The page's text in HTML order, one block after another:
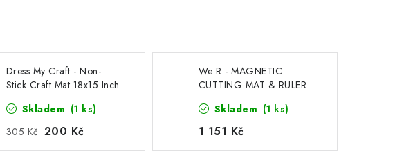
Dress My Craft - Non-
Stick Craft Mat 18x15 Inch
podložka
Skladem (1 ks)
305 Kč 200 Kč
We R - MAGNETIC
CUTTING MAT & RULER
řezání, kovové pravítko a
4 magnety
Skladem (1 ks)
1 151 Kč